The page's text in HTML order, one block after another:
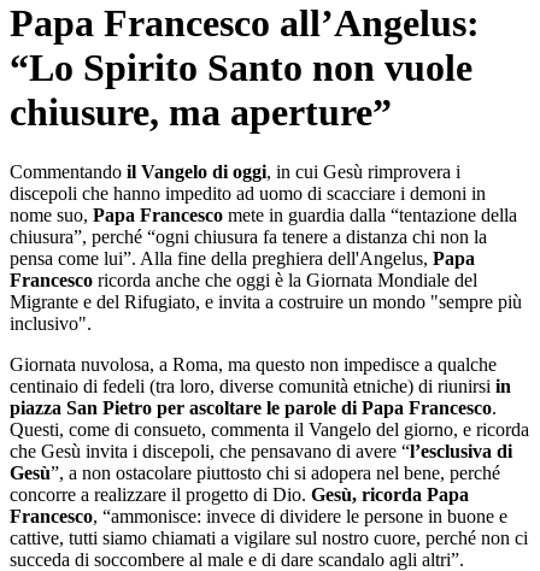
Papa Francesco all’Angelus:
“Lo Spirito Santo non vuole
chiusure, ma aperture”
Commentando il Vangelo di oggi, in cui Gesù rimprovera i
discepoli che hanno impedito ad uomo di scacciare i demoni in
nome suo, Papa Francesco mete in guardia dalla “tentazione della
chiusura”, perché “ogni chiusura fa tenere a distanza chi non la
pensa come lui”. Alla fine della preghiera dell'Angelus, Papa
Francesco ricorda anche che oggi è la Giornata Mondiale del
Migrante e del Rifugiato, e invita a costruire un mondo "sempre più
inclusivo".
Giornata nuvolosa, a Roma, ma questo non impedisce a qualche
centinaio di fedeli (tra loro, diverse comunità etniche) di riunirsi in
piazza San Pietro per ascoltare le parole di Papa Francesco.
Questi, come di consueto, commenta il Vangelo del giorno, e ricorda
che Gesù invita i discepoli, che pensavano di avere “l’esclusiva di
Gesù”, a non ostacolare piuttosto chi si adopera nel bene, perché
concorre a realizzare il progetto di Dio. Gesù, ricorda Papa
Francesco, “ammonisce: invece di dividere le persone in buone e
cattive, tutti siamo chiamati a vigilare sul nostro cuore, perché non ci
succeda di soccombere al male e di dare scandalo agli altri”.